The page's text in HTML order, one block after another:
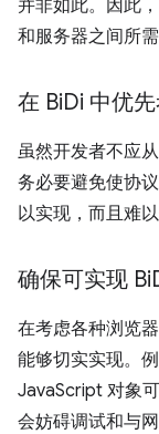
并非如此。因此
和服务器之间所需
在 BiDi 中优
虽然开发者不应
务必要避免使协
以实现，而且难
确保可实现 Bi
在考虑各种浏览
能够切实实现。
JavaScript 对象
会妨碍调试和与